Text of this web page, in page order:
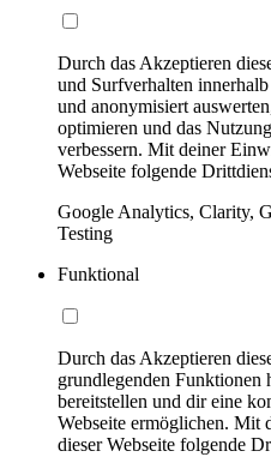
Durch das Akzeptieren
und Surfverhalten
und anonymisiert
optimieren und das
verbessern. Mit deiner
Webseite folgende
Google Analytics, Clarity,
Testing
Funktional
Durch das Akzeptieren
grundlegenden Funktionen
bereitstellen und dir eine
Webseite ermöglichen. Mit
dieser Webseite folgende